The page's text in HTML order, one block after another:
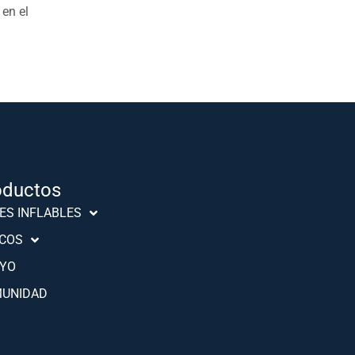
el
INFLABLES